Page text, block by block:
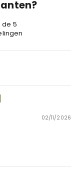
de 5
02/11/2026